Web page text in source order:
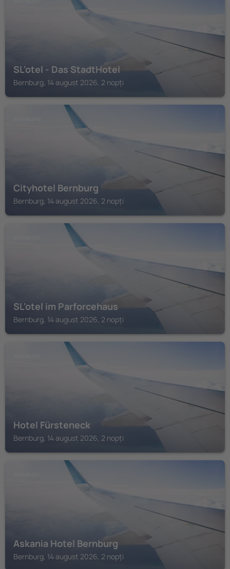
SL'otel - Das StadtHotel
Bernburg, 14 august 2026, 2 nopți
Cityhotel Bernburg
Bernburg, 14 august 2026, 2 nopți
SL'otel im Parforcehaus
Bernburg, 14 august 2026, 2 nopți
Hotel Fürsteneck
Bernburg, 14 august 2026, 2 nopți
Askania Hotel Bernburg
Bernburg, 14 august 2026, 2 nopți